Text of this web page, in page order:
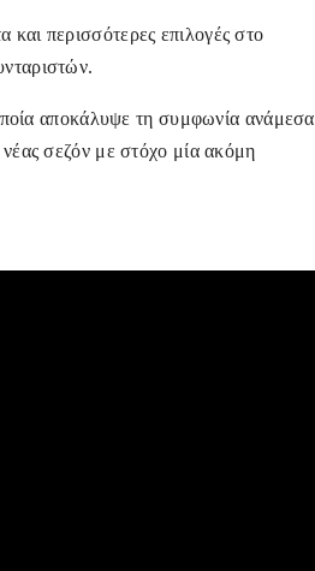
περισσότερες επιλογές στο
αποκάλυψε τη συμφωνία ανάμεσα
νέας σεζόν με στόχο μία ακόμη